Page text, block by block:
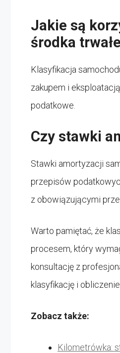
Jakie są
środka
Klasyfikacja
zakupem i
podatkowe.
Czy stawki
Stawki amortyzacji
przepisów
z obowiązującymi
Warto pamiętać, że
procesem, który
konsultację z
klasyfikację i
Zobacz także:
Kilometrówka: